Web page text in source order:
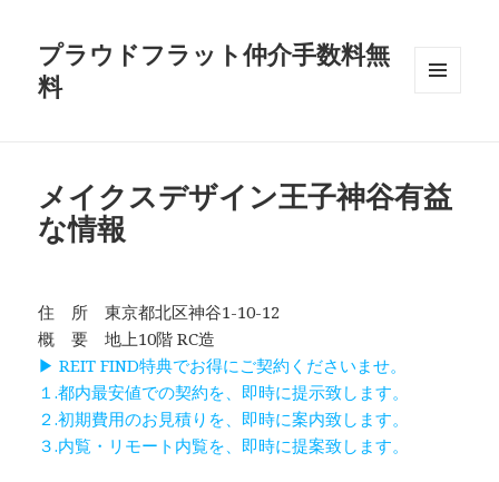
プラウドフラット仲介手数料無
料
メイクスデザイン王子神谷有益
な情報
住 所 東京都北区神谷1-10-12
概 要 地上10階 RC造
▶ REIT FIND特典でお得にご契約くださいませ。
１.都内最安値での契約を、即時に提示致します。
２.初期費用のお見積りを、即時に案内致します。
３.内覧・リモート内覧を、即時に提案致します。